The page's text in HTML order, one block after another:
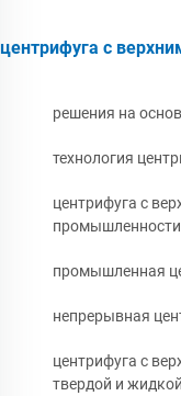
центрифуга с
решения на
технология
центрифуга с
промышленности
промышленная
непрерывная
центрифуга с
твердой и